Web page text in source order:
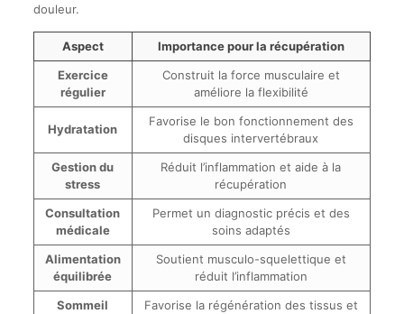
douleur.
Aspect
Importance pour la récupération
Exercice
régulier
Construit la force musculaire et
améliore la flexibilité
Hydratation
Favorise le bon fonctionnement des
disques intervertébraux
Gestion du
stress
Réduit l’inflammation et aide à la
récupération
Consultation
médicale
Permet un diagnostic précis et des
soins adaptés
Alimentation
équilibrée
Soutient musculo-squelettique et
réduit l’inflammation
Sommeil
Favorise la régénération des tissus et